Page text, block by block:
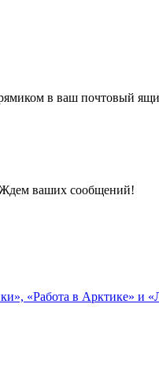
в ваш почтовый
Ждем ваших сообщений!
«Работа в Арктике»